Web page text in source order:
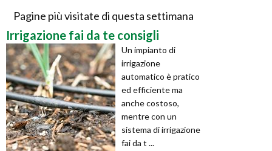
Pagine più visitate di questa settimana
Irrigazione fai da te consigli
Un impianto di
irrigazione
automatico è pratico
ed efficiente ma
anche costoso,
mentre con un
sistema di irrigazione
fai da t ...